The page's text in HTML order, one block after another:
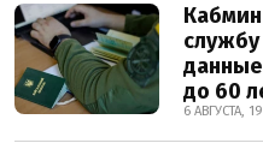
до 60
6 АВГУСТА,